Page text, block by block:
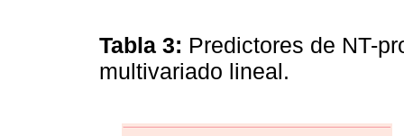
Tabla 3: Predictores de NT-
multivariado lineal.